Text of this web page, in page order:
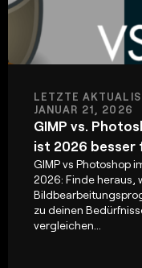
LETZTE
JANUAR 21, 2026
GIMP vs.
ist 2026 besser
GIMP vs Photoshop
2026: Finde heraus,
zu deinen
vergleichen...